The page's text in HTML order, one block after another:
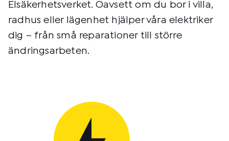
Elsäkerhetsverket. Oavsett om du bor i villa,
radhus eller lägenhet hjälper våra elektriker
dig – från små reparationer till större
ändringsarbeten.